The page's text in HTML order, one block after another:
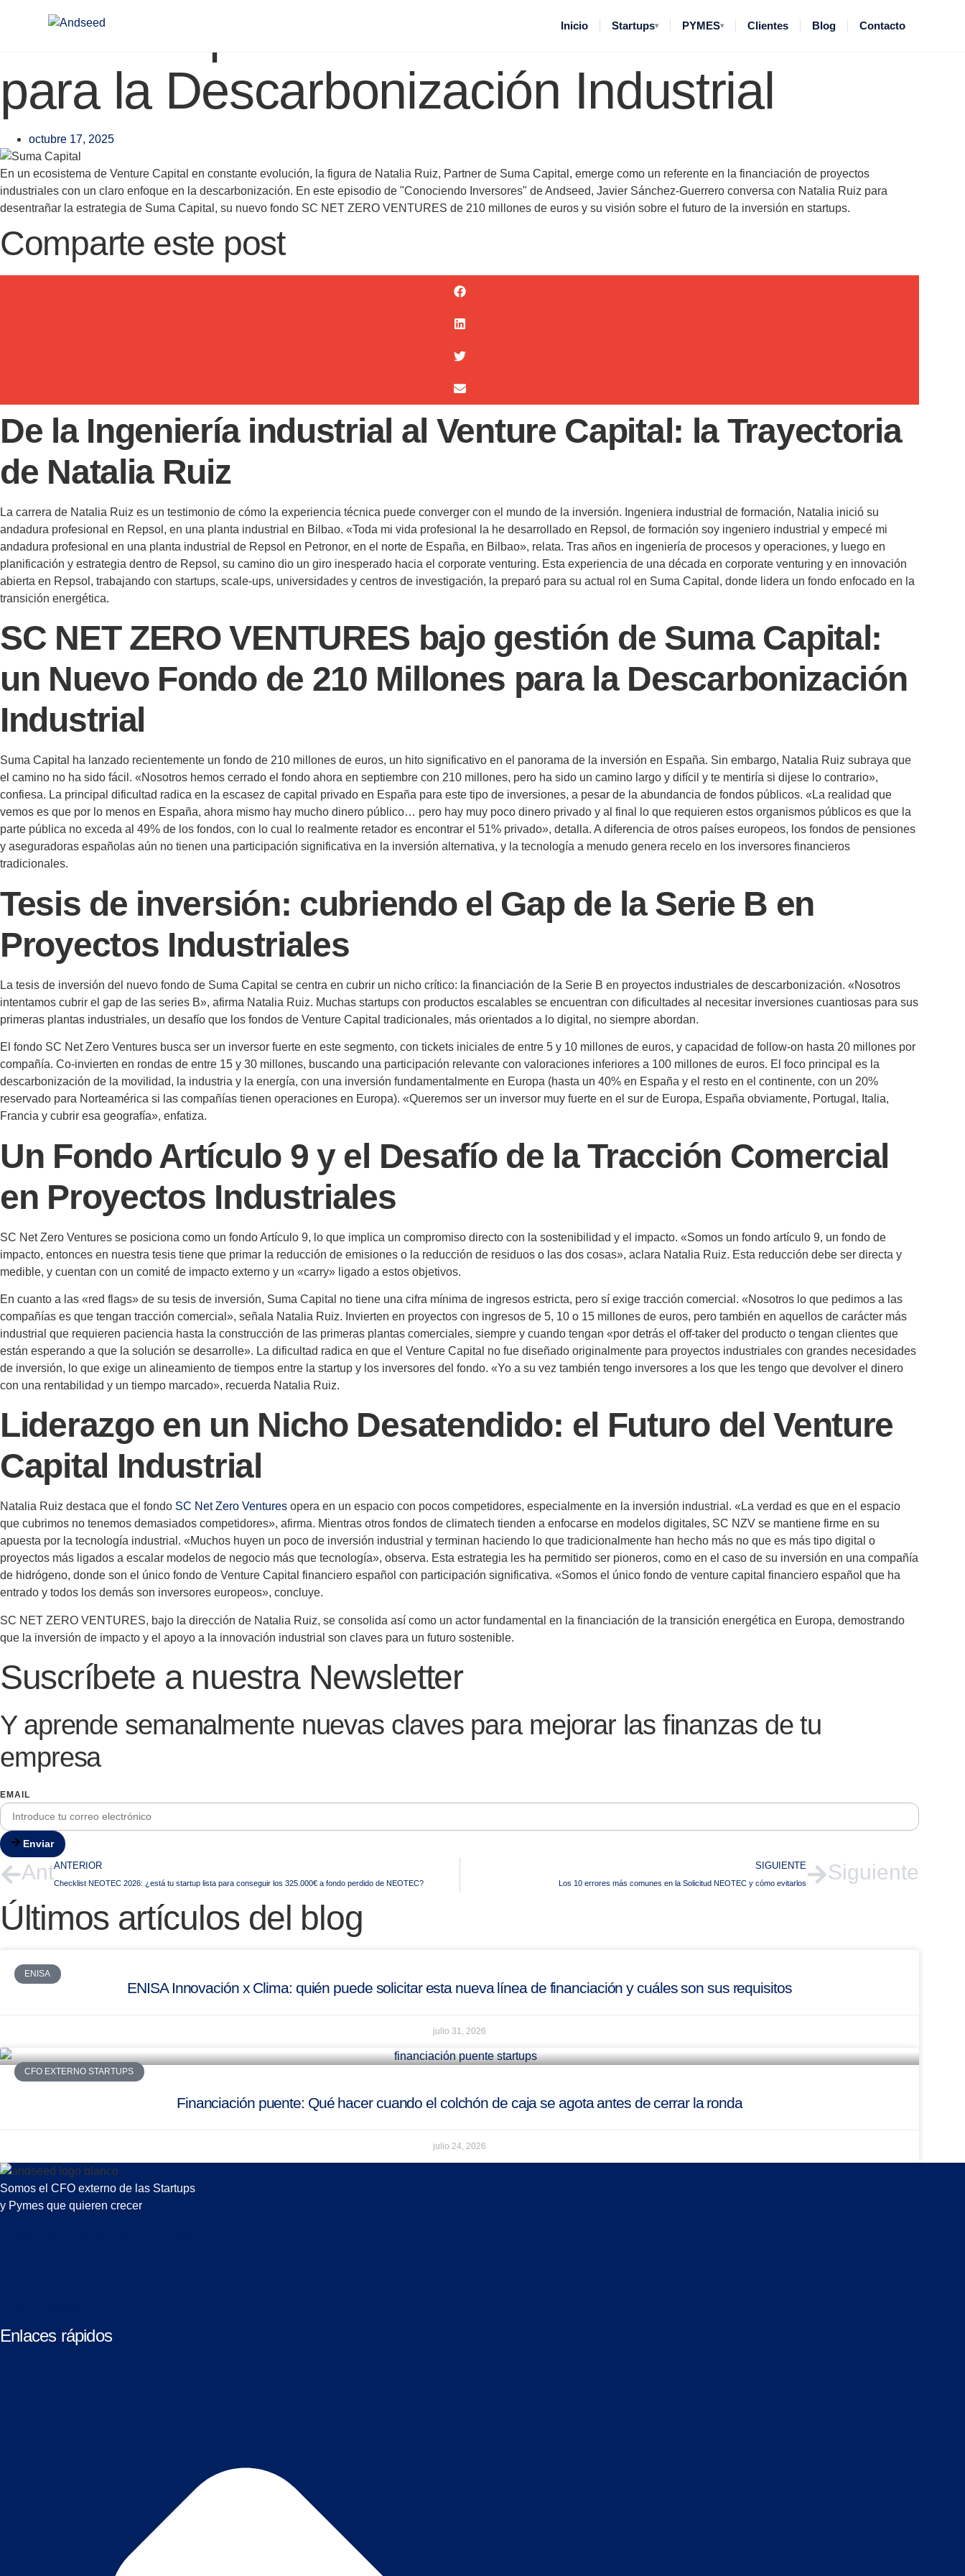
Inicio Startups▾ PYMES▾ Clientes Blog Contacto
Suma Capital: un nuevo fondo de 210M€
para la Descarbonización Industrial
octubre 17, 2025
En un ecosistema de Venture Capital en constante evolución, la figura de Natalia Ruiz, Partner de Suma Capital, emerge como un referente en la financiación de proyectos
industriales con un claro enfoque en la descarbonización. En este episodio de "Conociendo Inversores" de Andseed, Javier Sánchez-Guerrero conversa con Natalia Ruiz para
desentrañar la estrategia de Suma Capital, su nuevo fondo SC NET ZERO VENTURES de 210 millones de euros y su visión sobre el futuro de la inversión en startups.
Comparte este post
De la Ingeniería industrial al Venture Capital: la Trayectoria
de Natalia Ruiz
La carrera de Natalia Ruiz es un testimonio de cómo la experiencia técnica puede converger con el mundo de la inversión. Ingeniera industrial de formación, Natalia inició su
andadura profesional en Repsol, en una planta industrial en Bilbao. «Toda mi vida profesional la he desarrollado en Repsol, de formación soy ingeniero industrial y empecé mi
andadura profesional en una planta industrial de Repsol en Petronor, en el norte de España, en Bilbao», relata. Tras años en ingeniería de procesos y operaciones, y luego en
planificación y estrategia dentro de Repsol, su camino dio un giro inesperado hacia el corporate venturing. Esta experiencia de una década en corporate venturing y en innovación
abierta en Repsol, trabajando con startups, scale-ups, universidades y centros de investigación, la preparó para su actual rol en Suma Capital, donde lidera un fondo enfocado en la
transición energética.
SC NET ZERO VENTURES bajo gestión de Suma Capital:
un Nuevo Fondo de 210 Millones para la Descarbonización
Industrial
Suma Capital ha lanzado recientemente un fondo de 210 millones de euros, un hito significativo en el panorama de la inversión en España. Sin embargo, Natalia Ruiz subraya que
el camino no ha sido fácil. «Nosotros hemos cerrado el fondo ahora en septiembre con 210 millones, pero ha sido un camino largo y difícil y te mentiría si dijese lo contrario»,
confiesa. La principal dificultad radica en la escasez de capital privado en España para este tipo de inversiones, a pesar de la abundancia de fondos públicos. «La realidad que
vemos es que por lo menos en España, ahora mismo hay mucho dinero público… pero hay muy poco dinero privado y al final lo que requieren estos organismos públicos es que la
parte pública no exceda al 49% de los fondos, con lo cual lo realmente retador es encontrar el 51% privado», detalla. A diferencia de otros países europeos, los fondos de pensiones
y aseguradoras españolas aún no tienen una participación significativa en la inversión alternativa, y la tecnología a menudo genera recelo en los inversores financieros
tradicionales.
Tesis de inversión: cubriendo el Gap de la Serie B en
Proyectos Industriales
La tesis de inversión del nuevo fondo de Suma Capital se centra en cubrir un nicho crítico: la financiación de la Serie B en proyectos industriales de descarbonización. «Nosotros
intentamos cubrir el gap de las series B», afirma Natalia Ruiz. Muchas startups con productos escalables se encuentran con dificultades al necesitar inversiones cuantiosas para sus
primeras plantas industriales, un desafío que los fondos de Venture Capital tradicionales, más orientados a lo digital, no siempre abordan.
El fondo SC Net Zero Ventures busca ser un inversor fuerte en este segmento, con tickets iniciales de entre 5 y 10 millones de euros, y capacidad de follow-on hasta 20 millones por
compañía. Co-invierten en rondas de entre 15 y 30 millones, buscando una participación relevante con valoraciones inferiores a 100 millones de euros. El foco principal es la
descarbonización de la movilidad, la industria y la energía, con una inversión fundamentalmente en Europa (hasta un 40% en España y el resto en el continente, con un 20%
reservado para Norteamérica si las compañías tienen operaciones en Europa). «Queremos ser un inversor muy fuerte en el sur de Europa, España obviamente, Portugal, Italia,
Francia y cubrir esa geografía», enfatiza.
Un Fondo Artículo 9 y el Desafío de la Tracción Comercial
en Proyectos Industriales
SC Net Zero Ventures se posiciona como un fondo Artículo 9, lo que implica un compromiso directo con la sostenibilidad y el impacto. «Somos un fondo artículo 9, un fondo de
impacto, entonces en nuestra tesis tiene que primar la reducción de emisiones o la reducción de residuos o las dos cosas», aclara Natalia Ruiz. Esta reducción debe ser directa y
medible, y cuentan con un comité de impacto externo y un «carry» ligado a estos objetivos.
En cuanto a las «red flags» de su tesis de inversión, Suma Capital no tiene una cifra mínima de ingresos estricta, pero sí exige tracción comercial. «Nosotros lo que pedimos a las
compañías es que tengan tracción comercial», señala Natalia Ruiz. Invierten en proyectos con ingresos de 5, 10 o 15 millones de euros, pero también en aquellos de carácter más
industrial que requieren paciencia hasta la construcción de las primeras plantas comerciales, siempre y cuando tengan «por detrás el off-taker del producto o tengan clientes que
están esperando a que la solución se desarrolle». La dificultad radica en que el Venture Capital no fue diseñado originalmente para proyectos industriales con grandes necesidades
de inversión, lo que exige un alineamiento de tiempos entre la startup y los inversores del fondo. «Yo a su vez también tengo inversores a los que les tengo que devolver el dinero
con una rentabilidad y un tiempo marcado», recuerda Natalia Ruiz.
Liderazgo en un Nicho Desatendido: el Futuro del Venture
Capital Industrial
Natalia Ruiz destaca que el fondo SC Net Zero Ventures opera en un espacio con pocos competidores, especialmente en la inversión industrial. «La verdad es que en el espacio
que cubrimos no tenemos demasiados competidores», afirma. Mientras otros fondos de climatech tienden a enfocarse en modelos digitales, SC NZV se mantiene firme en su
apuesta por la tecnología industrial. «Muchos huyen un poco de inversión industrial y terminan haciendo lo que tradicionalmente han hecho más no que es más tipo digital o
proyectos más ligados a escalar modelos de negocio más que tecnología», observa. Esta estrategia les ha permitido ser pioneros, como en el caso de su inversión en una compañía
de hidrógeno, donde son el único fondo de Venture Capital financiero español con participación significativa. «Somos el único fondo de venture capital financiero español que ha
entrado y todos los demás son inversores europeos», concluye.
SC NET ZERO VENTURES, bajo la dirección de Natalia Ruiz, se consolida así como un actor fundamental en la financiación de la transición energética en Europa, demostrando
que la inversión de impacto y el apoyo a la innovación industrial son claves para un futuro sostenible.
Suscríbete a nuestra Newsletter
Y aprende semanalmente nuevas claves para mejorar las finanzas de tu
empresa
EMAIL
Enviar
AntANTERIOR
Checklist NEOTEC 2026: ¿está tu startup lista para conseguir los 325.000€ a fondo perdido de NEOTEC?
SIGUIENTE
Los 10 errores más comunes en la Solicitud NEOTEC y cómo evitarlos Siguiente
Últimos artículos del blog
ENISA
ENISA Innovación x Clima: quién puede solicitar esta nueva línea de financiación y cuáles son sus requisitos
julio 31, 2026
CFO EXTERNO STARTUPS
Financiación puente: Qué hacer cuando el colchón de caja se agota antes de cerrar la ronda
julio 24, 2026
Somos el CFO externo de las Startups
y Pymes que quieren crecer
Enlaces rápidos